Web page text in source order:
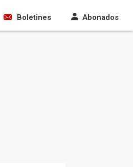
Boletines Abonados